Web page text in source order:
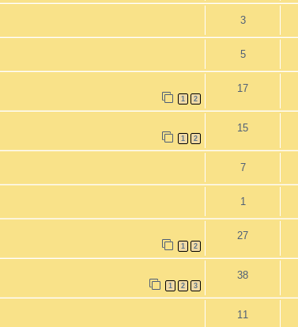
3
5
1 2
17
1 2
15
7
1
1 2
27
1 2 3
38
11